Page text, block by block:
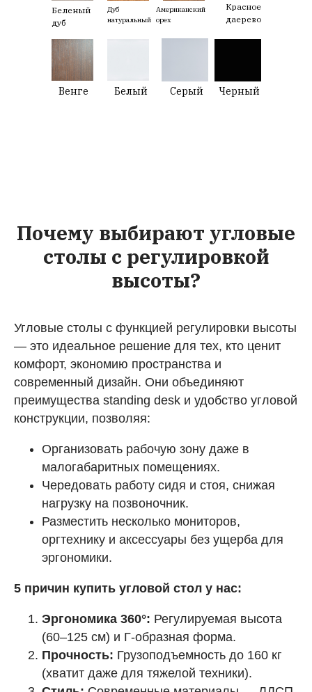
Беленый
дуб
Дуб
натуральный
Американский
орех
Красное
даерево
Белый
Венге Черный
Серый
Почему выбирают угловые
столы с регулировкой
высоты?
Угловые столы с функцией регулировки высоты
— это идеальное решение для тех, кто ценит
комфорт, экономию пространства и
современный дизайн. Они объединяют
преимущества standing desk и удобство угловой
конструкции, позволяя:
Организовать рабочую зону даже в
малогабаритных помещениях.
Чередовать работу сидя и стоя, снижая
нагрузку на позвоночник.
Разместить несколько мониторов,
оргтехнику и аксессуары без ущерба для
эргономики.
5 причин купить угловой стол у нас:
Эргономика 360°: Регулируемая высота
(60–125 см) и Г-образная форма.
Прочность: Грузоподъемность до 160 кг
(хватит даже для тяжелой техники).